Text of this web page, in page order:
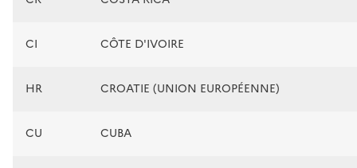
CI CÔTE D'IVOIRE
HR CROATIE (UNION EUROPÉENNE)
CU CUBA